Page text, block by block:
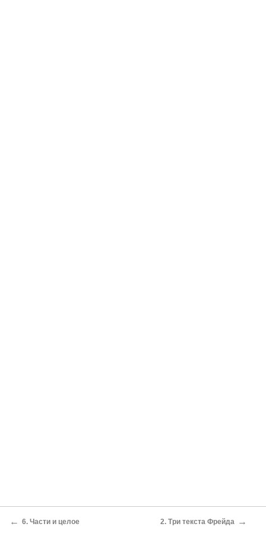
← 6. Части и целое 2. Три текста Фрейда →